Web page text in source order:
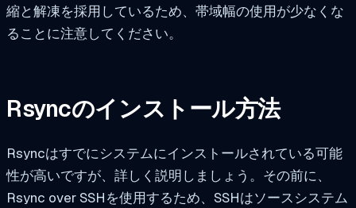
縮と解凍を採用しているため、帯域幅の使用が少なくな
ることに注意してください。
Rsyncのインストール方法
Rsyncはすでにシステムにインストールされている可能
性が高いですが、詳しく説明しましょう。その前に、
Rsync over SSHを使用するため、SSHはソースシステム